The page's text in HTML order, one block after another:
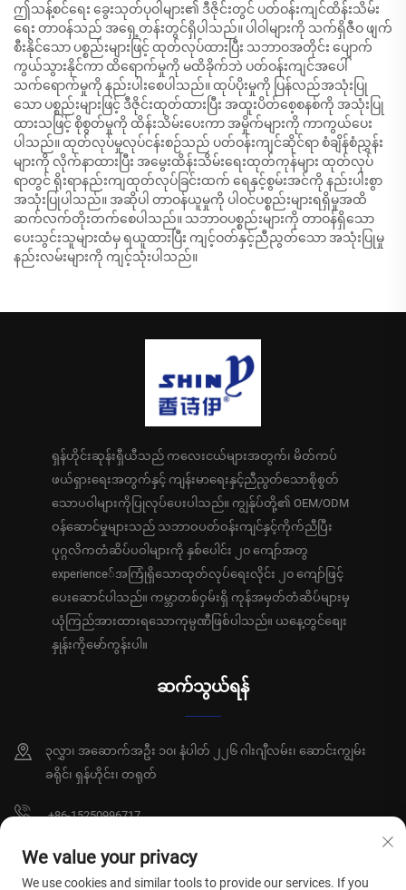
ဤသန့်စင်ရေး ခွေးသုတ်ပုဝါများ၏ ဒီဇိုင်းတွင် ပတ်ဝန်းကျင်ထိန်းသိမ်း
ရေး တာဝန်သည် အရှေ့တန်းတွင်ရှိပါသည်။ ပါဝါများကို သက်ရှိဇီဝ ဖျက်
စီးနိုင်သော ပစ္စည်းများဖြင့် ထုတ်လုပ်ထားပြီး သဘာဝအတိုင်း ပျောက်
ကွယ်သွားနိုင်ကာ ထိရောက်မှုကို မထိခိုက်ဘဲ ပတ်ဝန်းကျင်အပေါ်
သက်ရောက်မှုကို နည်းပါးစေပါသည်။ ထုပ်ပိုးမှုကို ပြန်လည်အသုံးပြု
သော ပစ္စည်းများဖြင့် ဒီဇိုင်းထုတ်ထားပြီး အထူးပိတ်စေ့စနစ်ကို အသုံးပြု
ထားသဖြင့် စိုစွတ်မှုကို ထိန်းသိမ်းပေးကာ အမှိုက်များကို ကာကွယ်ပေး
ပါသည်။ ထုတ်လုပ်မှုလုပ်ငန်းစဉ်သည် ပတ်ဝန်းကျင်ဆိုင်ရာ စံချိန်စံညွှန်း
များကို လိုက်နာထားပြီး အမွေးထိန်းသိမ်းရေးထုတ်ကုန်များ ထုတ်လုပ်
ရာတွင် ရိုးရာနည်းကျထုတ်လုပ်ခြင်းထက် ရေနှင့်စွမ်းအင်ကို နည်းပါးစွာ
အသုံးပြုပါသည်။ အဆိုပါ တာဝန်ယူမှုကို ပါဝင်ပစ္စည်းများရရှိမှုအထိ
ဆက်လက်တိုးတက်စေပါသည်။ သဘာဝပစ္စည်းများကို တာဝန်ရှိသော
ပေးသွင်းသူများထံမှ ရယူထားပြီး ကျင့်ဝတ်နှင့်ညီညွတ်သော အသုံးပြုမှု
နည်းလမ်းများကို ကျင့်သုံးပါသည်။
ရှန်ဟိုင်းဆုန်းရှီယီသည် ကလေးငယ်များအတွက်၊ မိတ်ကပ်
ဖယ်ရှားရေးအတွက်နှင့် ကျန်းမာရေးနှင့်ညီညွတ်သောစိုစွတ်
သောပဝါများကိုပြုလုပ်ပေးပါသည်။ ကျွန်ုပ်တို့၏ OEM/ODM
ဝန်ဆောင်မှုများသည် သဘာဝပတ်ဝန်းကျင်နှင့်ကိုက်ညီပြီး
ပုဂ္ဂလိကတံဆိပ်ပဝါများကို နှစ်ပေါင်း ၂၀ ကျော်အတွ
experience်အကြုံရှိသောထုတ်လုပ်ရေးလိုင်း ၂၀ ကျော်ဖြင့်
ပေးဆောင်ပါသည်။ ကမ္ဘာတစ်ဝှမ်းရှိ ကုန်အမှတ်တံဆိပ်များမှ
ယုံကြည်အားထားရသောကုမ္ပဏီဖြစ်ပါသည်။ ယနေ့တွင်စျေး
နှုန်းကိုမော်ကွန်းပါ။
ဆက်သွယ်ရန်
၃လွှာ၊ အဆောက်အဦး ၁၀၊ နံပါတ် ၂၂၆ ဂါးဂျီလမ်း၊ ဆောင်းကျွမ်း
ခရိုင်၊ ရှန်ဟိုင်း၊ တရုတ်
+86-15250996717
[email protected]
We value your privacy
We use cookies and similar tools to provide our services. If you